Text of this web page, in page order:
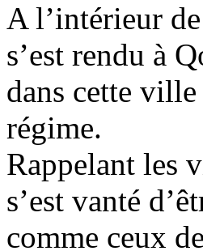
A l’intérieur
s’est rendu à
dans cette
régime.
Rappelant les
s’est vanté
comme ceux de